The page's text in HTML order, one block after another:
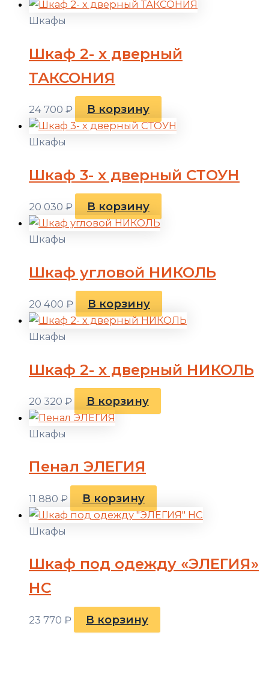
Шкафы
Шкаф 2- х дверный
ТАКСОНИЯ
24 700 ₽ В корзину
Шкафы
Шкаф 3- х дверный СТОУН
20 030 ₽ В корзину
Шкафы
Шкаф угловой НИКОЛЬ
20 400 ₽ В корзину
Шкафы
Шкаф 2- х дверный НИКОЛЬ
20 320 ₽ В корзину
Шкафы
Пенал ЭЛЕГИЯ
11 880 ₽ В корзину
Шкафы
Шкаф под одежду «ЭЛЕГИЯ»
НС
23 770 ₽ В корзину